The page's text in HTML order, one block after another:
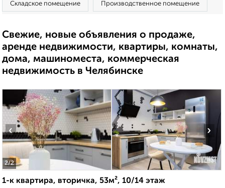
Складское помещение Производственное помещение
Свежие, новые объявления о продаже,
аренде недвижимости, квартиры, комнаты,
дома, машиноместа, коммерческая
недвижимость в Челябинске
2/2
‹ ›
1-к квартира, вторичка, 53м², 10/14 этаж